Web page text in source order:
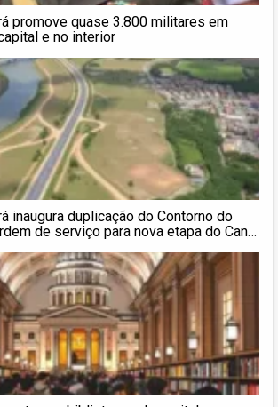
promove quase 3.800 militares em
e no interior
inaugura duplicação do Contorno do
de serviço para nova etapa do Canal